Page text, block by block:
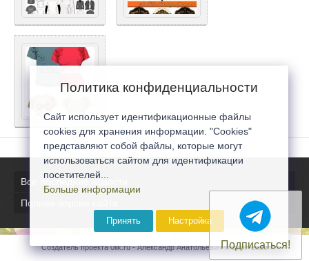
Все последние новости
Полная версия сайта
Создатель проекта 0lik.ru - Александр Анатольевич © 2007-2026
Подписаться!
Политика конфиденциальности
Сайт использует идентификационные файлы
cookies для хранения информации. "Cookies"
представляют собой файлы, которые могут
использоваться сайтом для идентификации
посетителей...
Больше информации
Принять Настройка